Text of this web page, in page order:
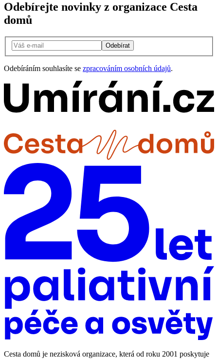
Odebírejte novinky z organizace Cesta
domů
Odebírat
Odebíráním souhlasíte se zpracováním osobních údajů.
Cesta domů je nezisková organizace, která od roku 2001 poskytuje